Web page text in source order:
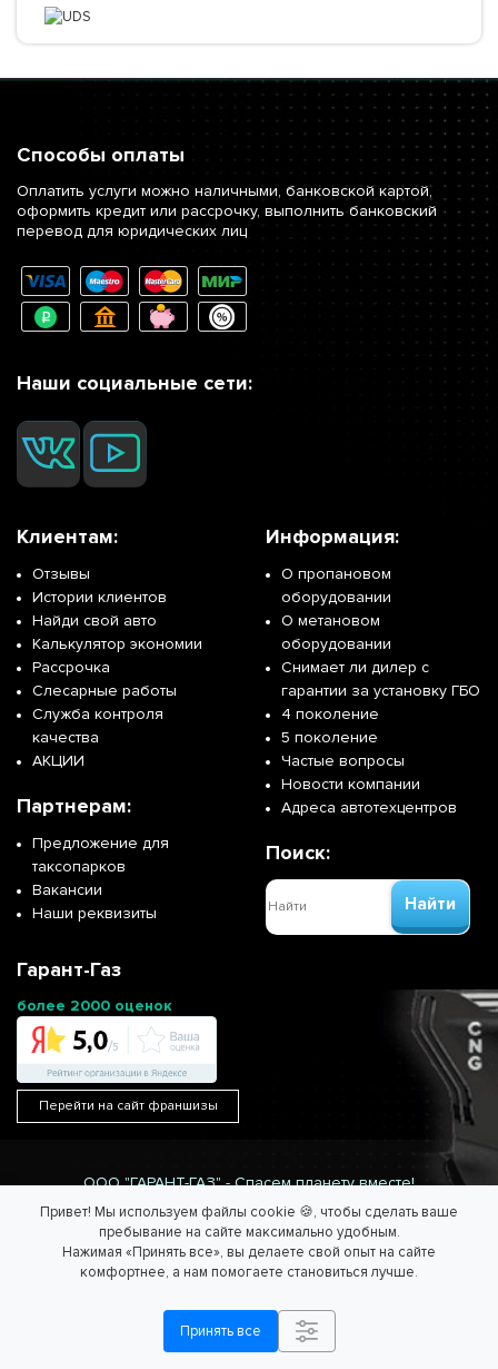
Привет! Мы используем файлы cookie 🍪, чтобы сделать ваше
пребывание на сайте максимально удобным.
Нажимая «Принять все», вы делаете свой опыт на сайте
комфортнее, а нам помогаете становиться лучше.
Принять все
Способы оплаты
Оплатить услуги можно наличными, банковской картой,
оформить кредит или рассрочку, выполнить банковский
перевод для юридических лиц
Наши социальные сети:
Клиентам:
Отзывы
Истории клиентов
Найди свой авто
Калькулятор экономии
Рассрочка
Слесарные работы
Служба контроля
качества
АКЦИИ
Партнерам:
Предложение для
таксопарков
Вакансии
Наши реквизиты
Информация:
О пропановом
оборудовании
О метановом
оборудовании
Снимает ли дилер с
гарантии за установку ГБО
4 поколение
5 поколение
Частые вопросы
Новости компании
Адреса автотехцентров
Поиск:
Найти
Гарант-Газ
более 2000 оценок
Перейти на сайт франшизы
ООО "ГАРАНТ-ГАЗ" - Спасем планету вместе!
Информация на сайте не является публичной офертой.
Согласие на обработку персональных данных /Политика
обработки персональных данных.